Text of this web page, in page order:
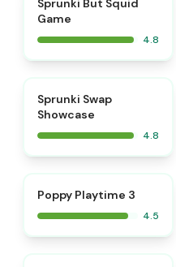
Sprunki But Squid
Game
4.8
Sprunki Swap
Showcase
4.8
Poppy Playtime 3
4.5